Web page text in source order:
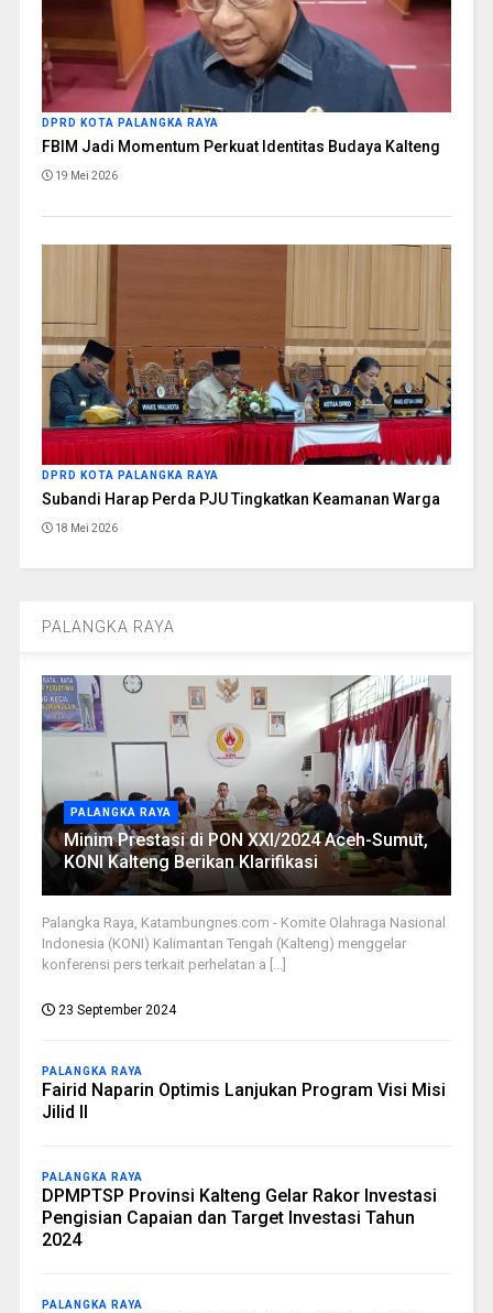
DPRD KOTA PALANGKA RAYA
FBIM Jadi Momentum Perkuat Identitas Budaya Kalteng
19 Mei 2026
DPRD KOTA PALANGKA RAYA
Subandi Harap Perda PJU Tingkatkan Keamanan Warga
18 Mei 2026
PALANGKA RAYA
PALANGKA RAYA
Minim Prestasi di PON XXI/2024 Aceh-Sumut,
KONI Kalteng Berikan Klarifikasi
Palangka Raya, Katambungnes.com - Komite Olahraga Nasional
Indonesia (KONI) Kalimantan Tengah (Kalteng) menggelar
konferensi pers terkait perhelatan a [...]
23 September 2024
PALANGKA RAYA
Fairid Naparin Optimis Lanjukan Program Visi Misi
Jilid II
PALANGKA RAYA
DPMPTSP Provinsi Kalteng Gelar Rakor Investasi
Pengisian Capaian dan Target Investasi Tahun
2024
PALANGKA RAYA